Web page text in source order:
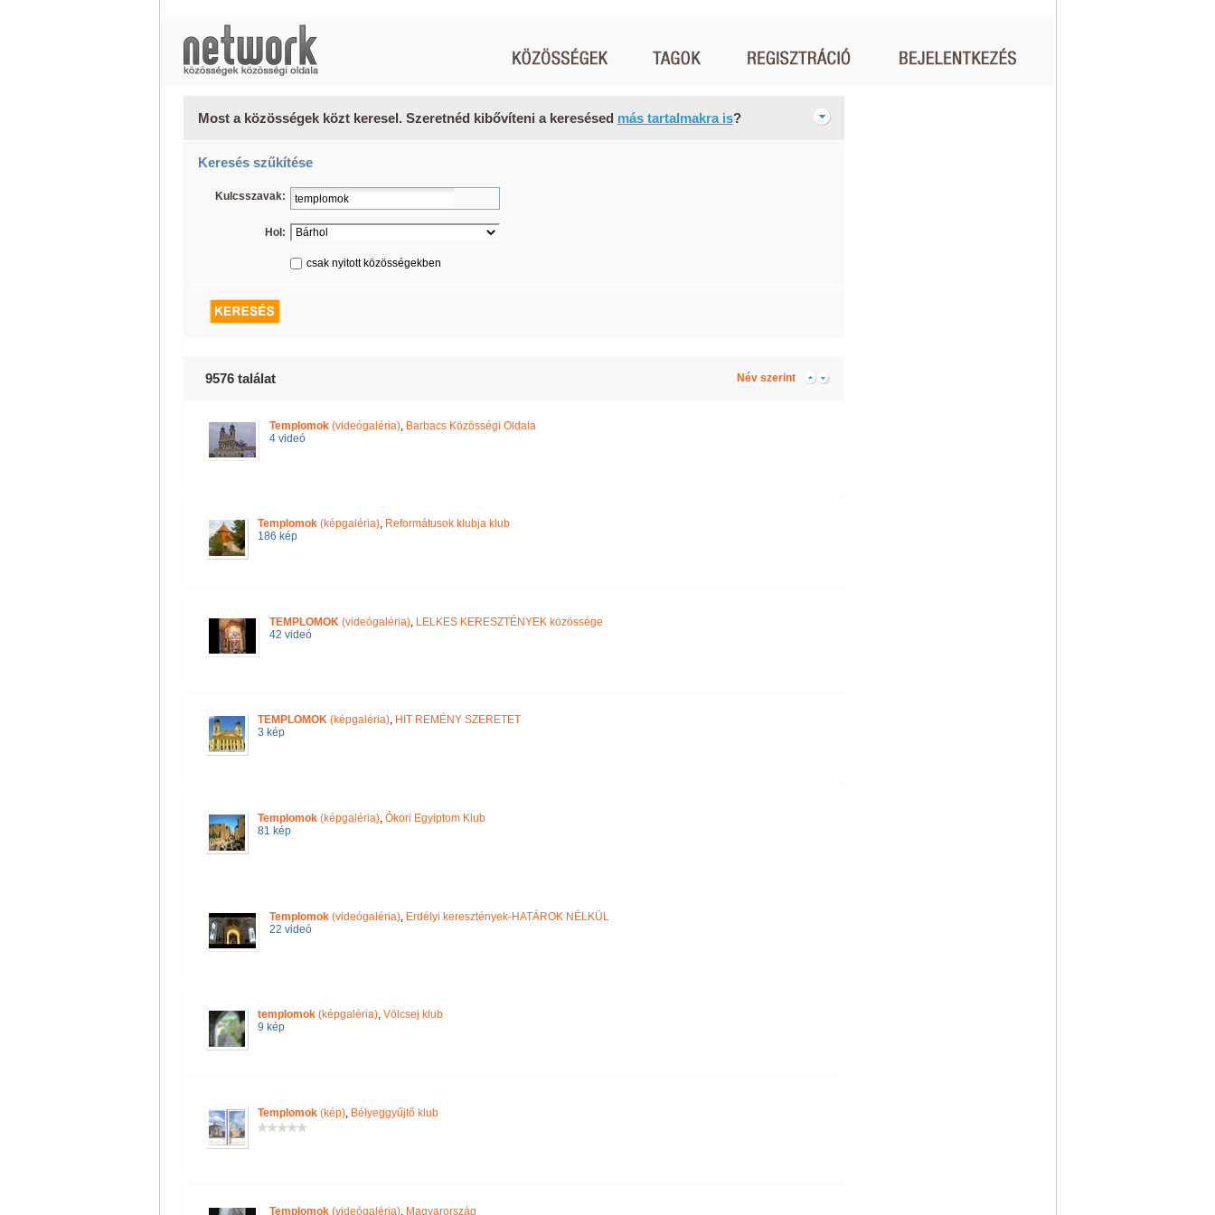
Most a közösségek közt keresel. Szeretnéd kibővíteni a keresésed más tartalmakra is?
Keresés szűkítése
Kulcsszavak:
Hol:
csak nyitott közösségekben
9576 találat Név szerint
Templomok(videógaléria), Barbacs Közösségi Oldala
4 videó
Templomok(képgaléria), Reformátusok klubja klub
186 kép
TEMPLOMOK(videógaléria), LELKES KERESZTÉNYEK közössége
42 videó
TEMPLOMOK(képgaléria), HIT REMÉNY SZERETET
3 kép
Templomok(képgaléria), Ókori Egyiptom Klub
81 kép
Templomok(videógaléria), Erdélyi keresztények-HATÁROK NÉLKÜL
22 videó
templomok(képgaléria), Völcsej klub
9 kép
Templomok(kép), Bélyeggyűjtő klub
Templomok(videógaléria), Magyarország